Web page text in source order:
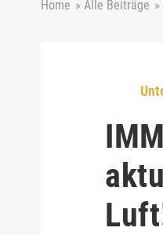
Home » Alle Beiträge »